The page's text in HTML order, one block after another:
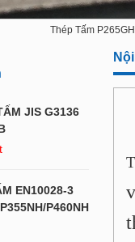
Thép Tấm P265GH
JIS G3136
EN10028-3
P460NH